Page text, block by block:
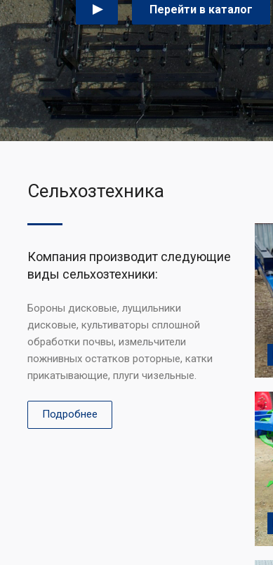
Перейти в каталог
Сельхозтехника
Компания производит следующие
виды сельхозтехники:
Бороны дисковые, лущильники
дисковые, культиваторы сплошной
обработки почвы, измельчители
пожнивных остатков роторные, катки
прикатывающие, плуги чизельные.
Подробнее